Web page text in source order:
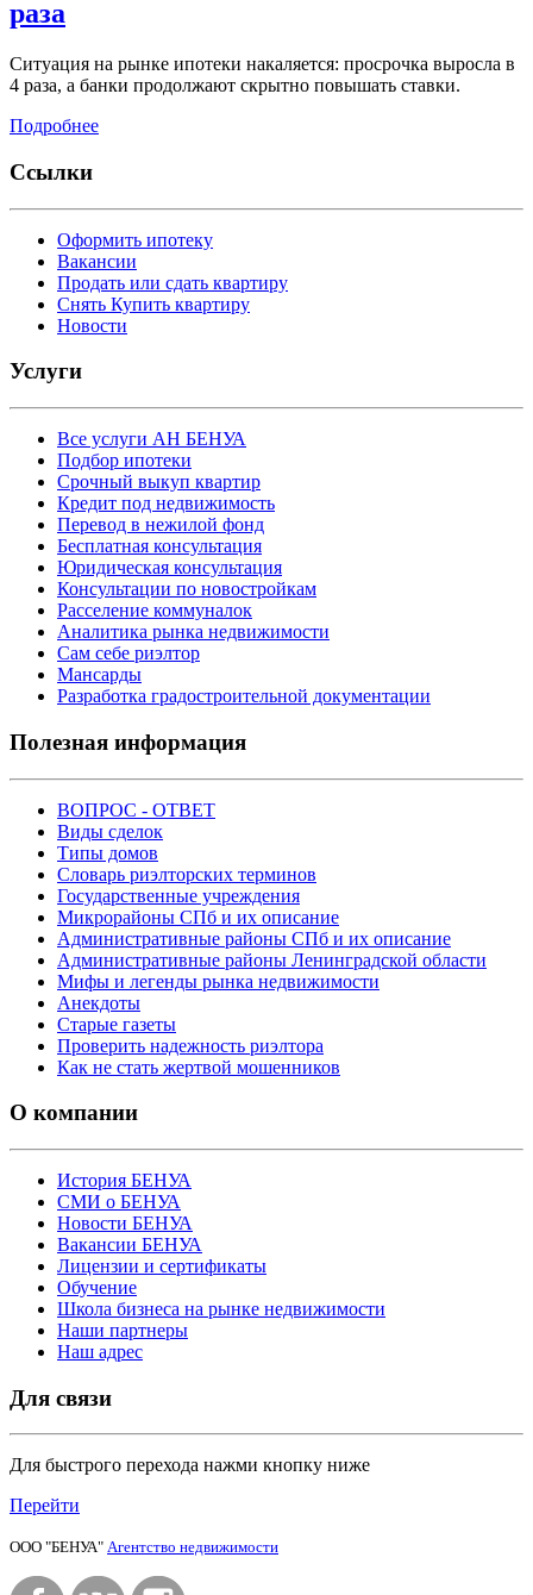
раза
Ситуация на рынке ипотеки накаляется: просрочка выросла в
4 раза, а банки продолжают скрытно повышать ставки.
Подробнее
Ссылки
Оформить ипотеку
Вакансии
Продать или сдать квартиру
Снять Купить квартиру
Новости
Услуги
Все услуги АН БЕНУА
Подбор ипотеки
Срочный выкуп квартир
Кредит под недвижимость
Перевод в нежилой фонд
Бесплатная консультация
Юридическая консультация
Консультации по новостройкам
Расселение коммуналок
Аналитика рынка недвижимости
Сам себе риэлтор
Мансарды
Разработка градостроительной документации
Полезная информация
ВОПРОС - ОТВЕТ
Виды сделок
Типы домов
Словарь риэлторских терминов
Государственные учреждения
Микрорайоны СПб и их описание
Административные районы СПб и их описание
Административные районы Ленинградской области
Мифы и легенды рынка недвижимости
Анекдоты
Старые газеты
Проверить надежность риэлтора
Как не стать жертвой мошенников
О компании
История БЕНУА
СМИ о БЕНУА
Новости БЕНУА
Вакансии БЕНУА
Лицензии и сертификаты
Обучение
Школа бизнеса на рынке недвижимости
Наши партнеры
Наш адрес
Для связи
Для быстрого перехода нажми кнопку ниже
Перейти
ООО "БЕНУА" Агентство недвижимости